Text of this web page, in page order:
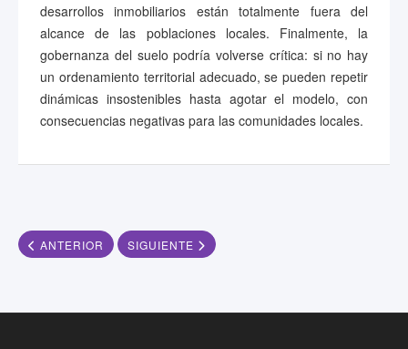
desarrollos inmobiliarios están totalmente fuera del
alcance de las poblaciones locales. Finalmente, la
gobernanza del suelo podría volverse crítica: si no hay
un ordenamiento territorial adecuado, se pueden repetir
dinámicas insostenibles hasta agotar el modelo, con
consecuencias negativas para las comunidades locales.
ARTÍCULO ANTERIOR: FORTALECIENDO COMUNIDADES Y
ANTERIOR ARTÍCULO SIGUIENTE: PESE A AUMENTO
SIGUIENTE